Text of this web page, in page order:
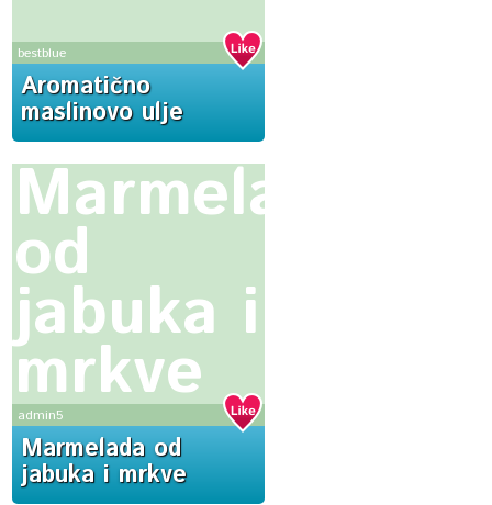
bestblue
Aromatično
maslinovo ulje
Marmelada
od
jabuka i
mrkve
admin5
Marmelada od
jabuka i mrkve